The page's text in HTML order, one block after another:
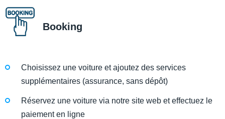
Booking
Choisissez une voiture et ajoutez des services
supplémentaires (assurance, sans dépôt)
Réservez une voiture via notre site web et effectuez le
paiement en ligne